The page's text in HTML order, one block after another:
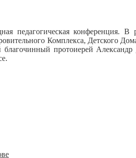
педагогическая конференция. В
ного Комплекса, Детского
благочинный протоиерей